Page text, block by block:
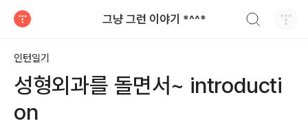
그냥 그런 이야기 *^^*
인턴일기
성형외과를 돌면서~ introducti
on